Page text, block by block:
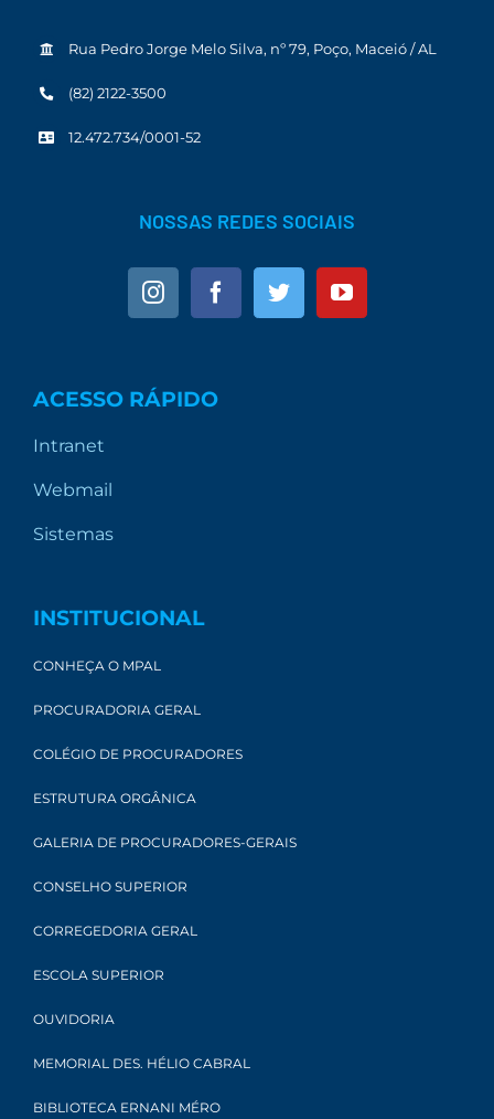
Rua Pedro Jorge Melo Silva, nº 79, Poço, Maceió / AL
(82) 2122-3500
12.472.734/0001-52
NOSSAS REDES SOCIAIS
ACESSO RÁPIDO
Intranet
Webmail
Sistemas
INSTITUCIONAL
CONHEÇA O MPAL
PROCURADORIA GERAL
COLÉGIO DE PROCURADORES
ESTRUTURA ORGÂNICA
GALERIA DE PROCURADORES-GERAIS
CONSELHO SUPERIOR
CORREGEDORIA GERAL
ESCOLA SUPERIOR
OUVIDORIA
MEMORIAL DES. HÉLIO CABRAL
BIBLIOTECA ERNANI MÉRO